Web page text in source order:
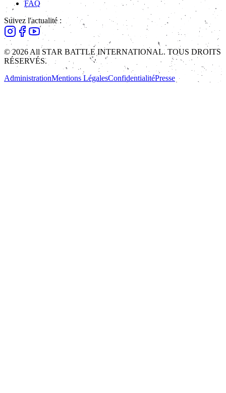
FAQ
Suivez l'actualité :
© 2026 All STAR BATTLE INTERNATIONAL. TOUS DROITS
RÉSERVÉS.
AdministrationMentions LégalesConfidentialitéPresse